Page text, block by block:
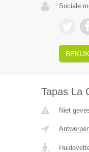
Sociale
Tapas La
Niet